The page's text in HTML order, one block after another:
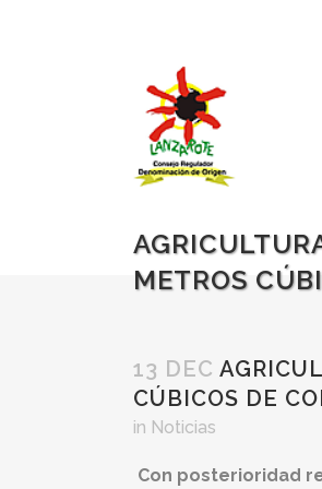
METROS
13 DEC
CÚBICOS DE
in Noticias
Con posterioridad